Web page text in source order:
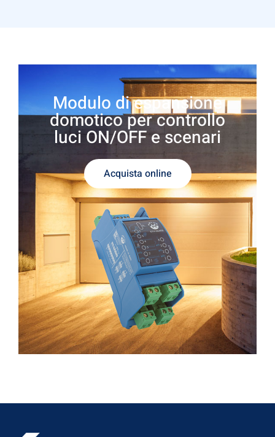
Modulo di espansione
domotico per controllo
luci ON/OFF e scenari
Acquista online